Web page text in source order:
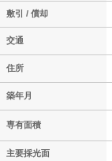
敷引 / 償却
交通
住所
築年月
専有面積
主要採光面